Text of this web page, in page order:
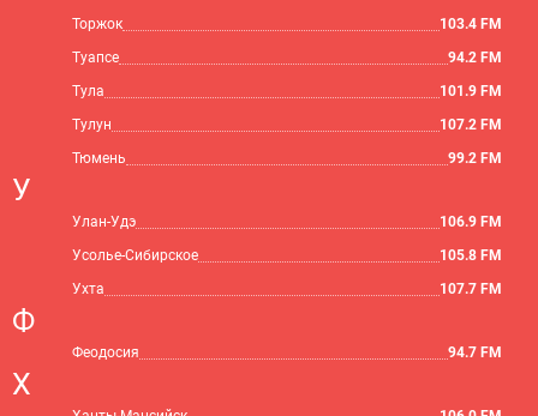
Торжок
103.4 FM
Туапсе
94.2 FM
Тула
101.9 FM
Тулун
107.2 FM
Тюмень
99.2 FM
У
Улан-Удэ
106.9 FM
Усолье-Сибирское
105.8 FM
Ухта
107.7 FM
Ф
Феодосия 94.7 FM
Х